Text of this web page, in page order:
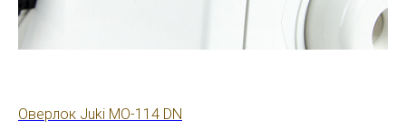
Оверлок Juki MO-114 DN